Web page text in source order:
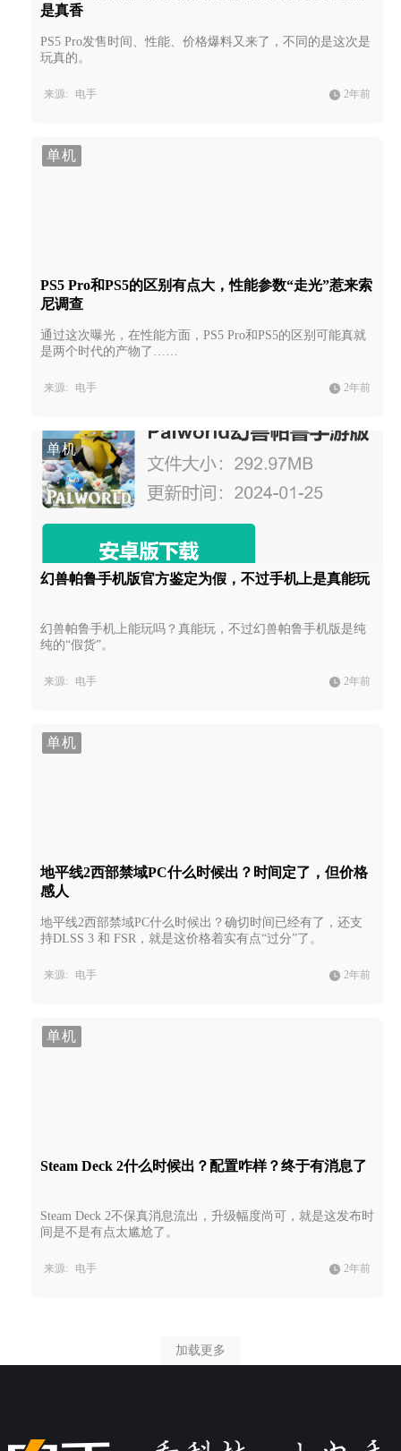
是真香
PS5 Pro发售时间、性能、价格爆料又来了，不同的是这次是
玩真的。
来源: 电手 2年前
单机
PS5 Pro和PS5的区别有点大，性能参数“走光”惹来索
尼调查
通过这次曝光，在性能方面，PS5 Pro和PS5的区别可能真就
是两个时代的产物了……
来源: 电手 2年前
单机
幻兽帕鲁手机版官方鉴定为假，不过手机上是真能玩
幻兽帕鲁手机上能玩吗？真能玩，不过幻兽帕鲁手机版是纯
纯的“假货”。
来源: 电手 2年前
单机
地平线2西部禁域PC什么时候出？时间定了，但价格
感人
地平线2西部禁域PC什么时候出？确切时间已经有了，还支
持DLSS 3 和 FSR，就是这价格着实有点“过分”了。
来源: 电手 2年前
单机
Steam Deck 2什么时候出？配置咋样？终于有消息了
Steam Deck 2不保真消息流出，升级幅度尚可，就是这发布时
间是不是有点太尴尬了。
来源: 电手 2年前
加载更多